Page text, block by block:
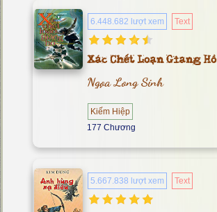
6.448.682 lượt xem Text
Xác Chết Loạn Giang Hồ
Ngọa Long Sinh
Kiếm Hiệp
177 Chương
5.667.838 lượt xem Text